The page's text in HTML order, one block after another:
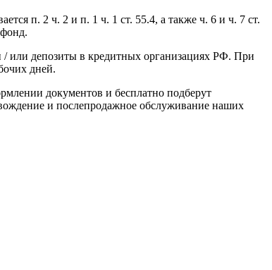
п. 2 ч. 2 и п. 1 ч. 1 ст. 55.4, а также ч. 6 и ч. 7 ст.
/ или депозиты в кредитных организациях РФ. При
дней.
документов и бесплатно подберут
и послепродажное обслуживание наших